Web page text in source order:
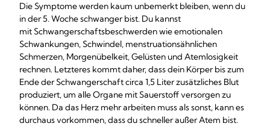
Die Symptome werden kaum unbemerkt bleiben, wenn du
in der 5. Woche schwanger bist. Du kannst
mit Schwangerschaftsbeschwerden wie emotionalen
Schwankungen, Schwindel, menstruationsähnlichen
Schmerzen, Morgenübelkeit, Gelüsten und Atemlosigkeit
rechnen. Letzteres kommt daher, dass dein Körper bis zum
Ende der Schwangerschaft circa 1,5 Liter zusätzliches Blut
produziert, um alle Organe mit Sauerstoff versorgen zu
können. Da das Herz mehr arbeiten muss als sonst, kann es
durchaus vorkommen, dass du schneller außer Atem bist.